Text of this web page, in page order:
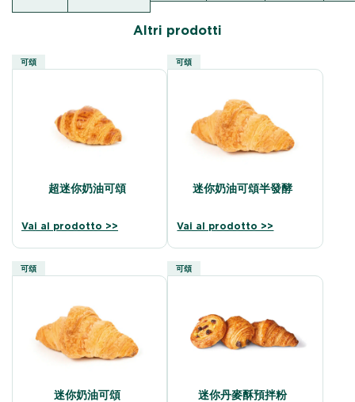
Altri prodotti
可頌
超迷你奶油可頌
Vai al prodotto >>
可頌
迷你奶油可頌半發酵
Vai al prodotto >>
可頌
迷你奶油可頌
可頌
迷你丹麥酥預拌粉